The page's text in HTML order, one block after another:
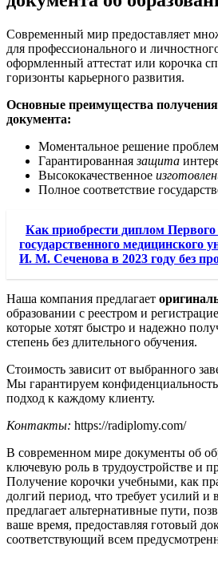
Современный мир предоставляет
для профессионального и
оформленный аттестат или корочка
горизонты карьерного развития.
Основные преимущества
документа:
Моментальное решение
Гарантированнаязащита
Высококачественное
Полное соответствие
Как приобрести диплом
государственного медицинского
И. М. Сеченова в 2023 году без
Наша компания предлагает
образовании с реестром и
которые хотят быстро и надежно
степень без длительного обучения.
Стоимость зависит от выбранного
Мы гарантируем
подход к каждому клиенту.
Контакты: https://radiplomy.com/
В современном мире документы об
ключевую роль в трудоустройстве и
Получение корочки учебными, как
долгий период, что требует усилий
предлагает альтернативные пути,
ваше время, предоставляя готовый
соответствующий всем